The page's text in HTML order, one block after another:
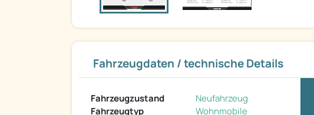
Fahrzeugdaten / technische Details
Fahrzeugzustand
Neufahrzeug
Fahrzeugtyp
Wohnmobile